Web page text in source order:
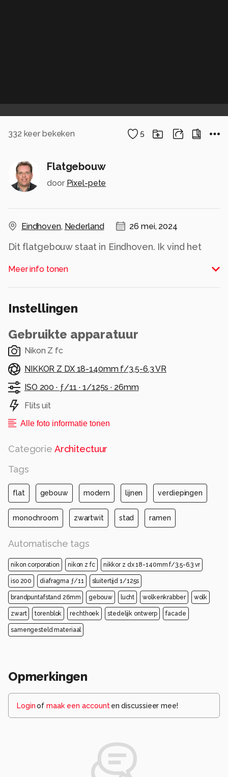
332 keer bekeken 5
Flatgebouw
door Pixel-pete
Eindhoven, Nederland 26 mei, 2024
Dit flatgebouw staat in Eindhoven. Ik vind het
Meer info tonen
Instellingen
Gebruikte apparatuur
Nikon Z fc
NIKKOR Z DX 18-140mm f/3.5-6.3 VR
ISO 200 · ƒ/11 · 1/125s · 26mm
Flits uit
Alle foto informatie tonen
Categorie Architectuur
Tags
flat gebouw modern lijnen verdiepingen
monochroom zwartwit stad ramen
Automatische tags
nikon corporation nikon z fc nikkor z dx 18-140mm f/3.5-6.3 vr
iso 200 diafragma ƒ/11 sluitertijd 1/125s
brandpuntafstand 26mm gebouw lucht wolkenkrabber wolk
zwart torenblok rechthoek stedelijk ontwerp facade
samengesteld materiaal
Opmerkingen
Loginof maak een account en discussieer mee!